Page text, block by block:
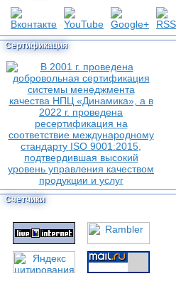
Сертификация
Счетчики